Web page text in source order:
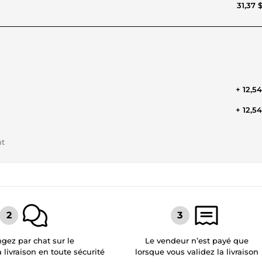
31,37
+
+
par chat sur le
livraison en toute sécurité
Le vendeur n’est payé que
lorsque vous validez la livraison